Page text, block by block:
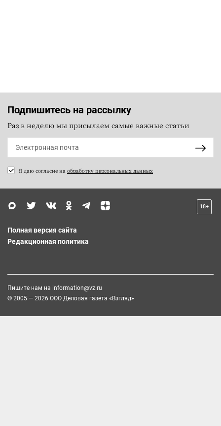
Подпишитесь на рассылку
Раз в неделю мы присылаем самые важные статьи
Я даю согласие на обработку персональных данных
18+
Полная версия сайта
Редакционная политика
Пишите нам на information@vz.ru
© 2005 — 2026 ООО Деловая газета «Взгляд»